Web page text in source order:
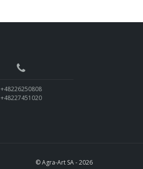
+48226250808
+48227451020
© Agra-Art SA - 2026